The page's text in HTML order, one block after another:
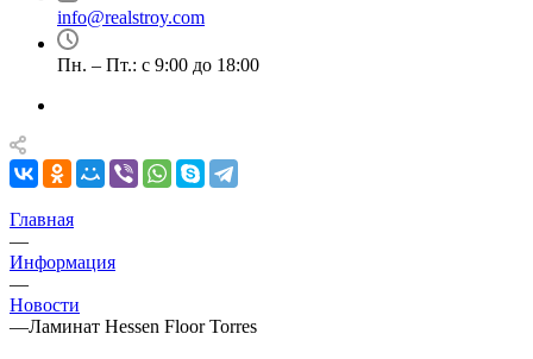
info@realstroy.com
Пн. – Пт.: с 9:00 до 18:00
Главная
—
Информация
—
Новости
—Ламинат Hessen Floor Torres